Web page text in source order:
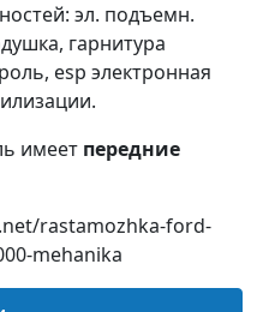
эл. подъемн.
гарнитура
esp электронная
имеет передние
rastamozhka-ford-
mehanika